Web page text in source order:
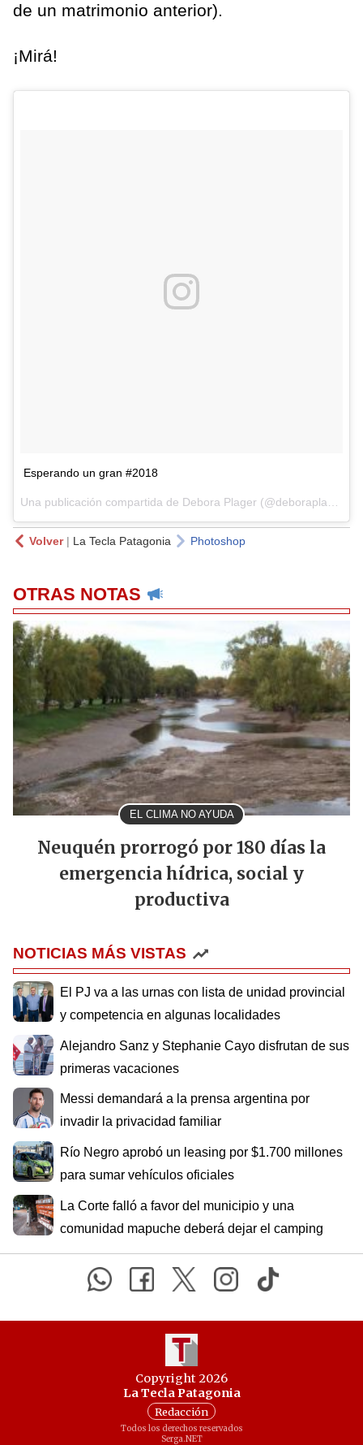
de un matrimonio anterior).
¡Mirá!
Esperando un gran #2018
Una publicación compartida de Debora Plager (@deboraplager) el
Volver| La Tecla Patagonia Photoshop
OTRAS NOTAS
EL CLIMA NO AYUDA
Neuquén prorrogó por 180 días la
emergencia hídrica, social y
productiva
NOTICIAS MÁS VISTAS
El PJ va a las urnas con lista de unidad provincial
y competencia en algunas localidades
Alejandro Sanz y Stephanie Cayo disfrutan de sus
primeras vacaciones
Messi demandará a la prensa argentina por
invadir la privacidad familiar
Río Negro aprobó un leasing por $1.700 millones
para sumar vehículos oficiales
La Corte falló a favor del municipio y una
comunidad mapuche deberá dejar el camping
Copyright 2026
La Tecla Patagonia
Redacción
Todos los derechos reservados
Serga.NET